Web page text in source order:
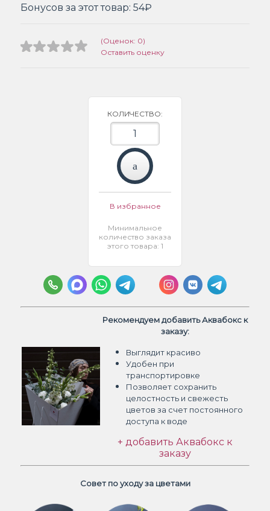
Бонусов за этот товар: 54₽
(Оценок: 0)
Оставить оценку
КОЛИЧЕСТВО:
В избранное
Минимальное
количество заказа
этого товара: 1
Рекомендуем добавить Аквабокс к
заказу:
Выглядит красиво
Удобен при
транспортировке
Позволяет сохранить
целостность и свежесть
цветов за счет постоянного
доступа к воде
+ добавить Аквабокс к
заказу
Совет по уходу за цветами